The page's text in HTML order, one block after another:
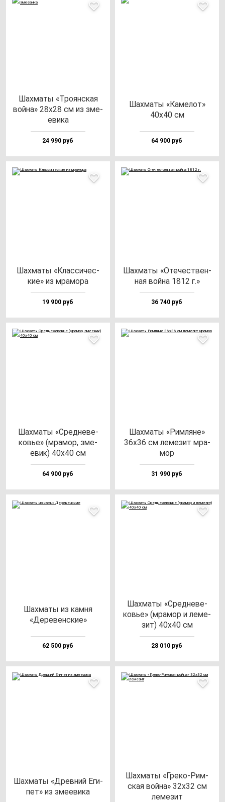
Шах­ма­ты «Тро­ян­ская
вой­на» 28х28 см из зме­
еви­ка
24 990 руб
Шах­ма­ты «Каме­лот»
40х40 см
64 900 руб
Шах­ма­ты «Клас­си­чес­
кие» из мра­мо­ра
19 900 руб
Шах­ма­ты «Оте­чес­твен­
ная вой­на 1812 г.»
36 740 руб
Шах­ма­ты «Сред­не­ве­
ковье» (мра­мор, зме­
евик) 40х40 см
64 900 руб
Шах­ма­ты «Рим­ля­не»
36х36 см ле­ме­зит мра­
мор
31 990 руб
Шах­ма­ты из кам­ня
«Дере­вен­ские»
62 500 руб
Шах­ма­ты «Сред­не­ве­
ковье» (мра­мор и ле­ме­
зит) 40х40 см
28 010 руб
Шах­ма­ты «Древ­ний Еги­
пет» из зме­еви­ка
Шах­ма­ты «Гре­ко-Рим­
ская вой­на» 32х32 см
ле­ме­зит